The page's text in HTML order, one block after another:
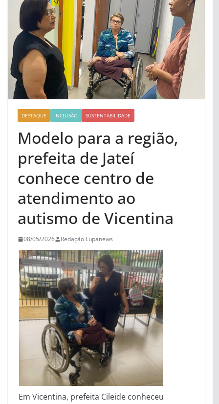
DESTAQUE INCLUSÃO SUSTENTABILIDADE
Modelo para a região,
prefeita de Jateí
conhece centro de
atendimento ao
autismo de Vicentina
08/05/2026 Redação Lupanews
Em Vicentina, prefeita Cileide conheceu